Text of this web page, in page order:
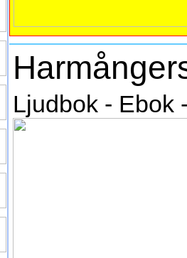
Ljudbok - Ebok